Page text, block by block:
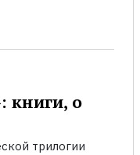
книги, о
трилогии